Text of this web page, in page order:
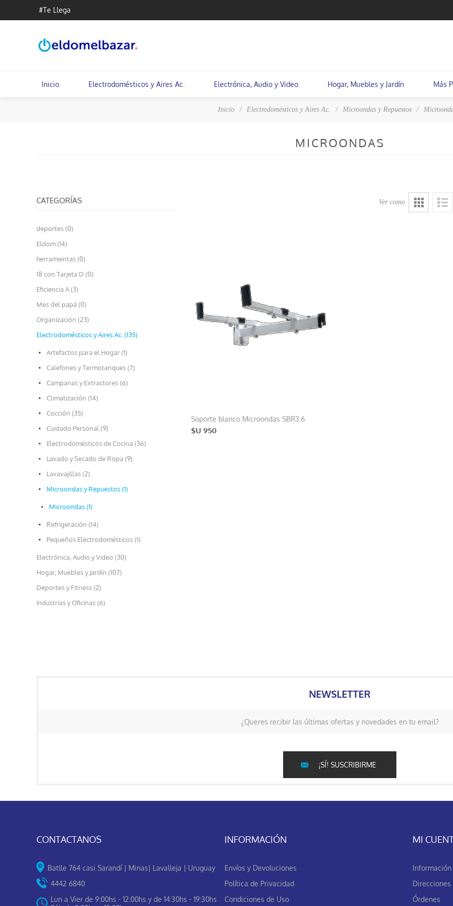
#Te Llega
Inicio Electrodomésticos y Aires Ac. Electrónica, Audio y Video Hogar, Muebles y Jardín Más
Inicio / Electrodomésticos y Aires Ac. / Microondas y Repuestos /
MICROONDAS
Ver como
Soporte blanco Microondas SBR3.6
$U 950
CATEGORÍAS
deportes (0)
Eldom (14)
herramientas (0)
18 con Tarjeta D (0)
Eficiencia A (3)
Mes del papá (0)
Organización (23)
Electrodomésticos y Aires Ac. (135)
Artefactos para el Hogar (1)
Calefones y Termotanques (7)
Campanas y Extractores (6)
Climatización (14)
Cocción (35)
Cuidado Personal (9)
Electrodomésticos de Cocina (36)
Lavado y Secado de Ropa (9)
Lavavajillas (2)
Microondas y Repuestos (1)
Microondas (1)
Refrigeración (14)
Pequeños Electrodomésticos (1)
Electrónica, Audio y Video (30)
Hogar, Muebles y Jardín (107)
Deportes y Fitness (2)
Industrias y Oficinas (6)
NEWSLETTER
¿Queres recibir las últimas ofertas y novedades en tu email?
¡SÍ! SUSCRIBIRME
CONTACTANOS
Batlle 764 casi Sarandí | Minas| Lavalleja | Uruguay
4442 6840
Lun a Vier de 9:00hs - 12:00hs y de 14:30hs - 19:30hs
INFORMACIÓN
Envíos y Devoluciones
Política de Privacidad
Condiciones de Uso
MI
Direcciones
Órdenes